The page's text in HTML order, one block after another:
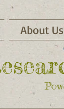
About Us